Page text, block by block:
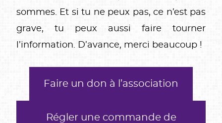
sommes. Et si tu ne peux pas, ce n’est pas
grave, tu peux aussi faire tourner
l’information. D’avance, merci beaucoup !
Faire un don à l’association
Régler une commande de